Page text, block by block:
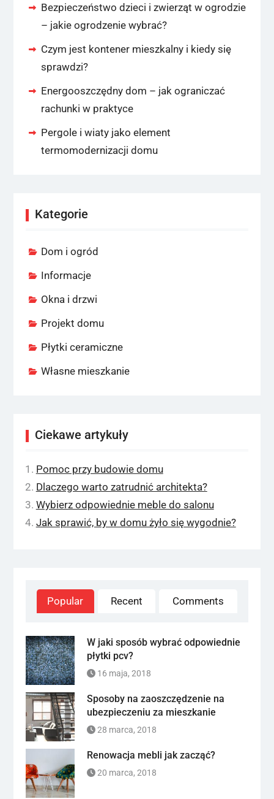
Bezpieczeństwo dzieci i zwierząt w ogrodzie
– jakie ogrodzenie wybrać?
Czym jest kontener mieszkalny i kiedy się
sprawdzi?
Energooszczędny dom – jak ograniczać
rachunki w praktyce
Pergole i wiaty jako element
termomodernizacji domu
Kategorie
Dom i ogród
Informacje
Okna i drzwi
Projekt domu
Płytki ceramiczne
Własne mieszkanie
Ciekawe artykuły
Pomoc przy budowie domu
Dlaczego warto zatrudnić architekta?
Wybierz odpowiednie meble do salonu
Jak sprawić, by w domu żyło się wygodnie?
Popular Recent Comments
W jaki sposób wybrać odpowiednie
płytki pcv?
16 maja, 2018
Sposoby na zaoszczędzenie na
ubezpieczeniu za mieszkanie
28 marca, 2018
Renowacja mebli jak zacząć?
20 marca, 2018